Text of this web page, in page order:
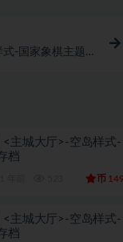
式-国家象棋主题-
<主城大厅>-空岛样式-
档
币
<主城大厅>-空岛样式-
档